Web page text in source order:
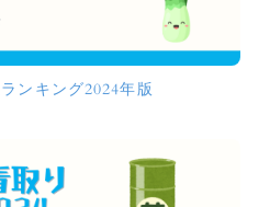
ンキング2024年版